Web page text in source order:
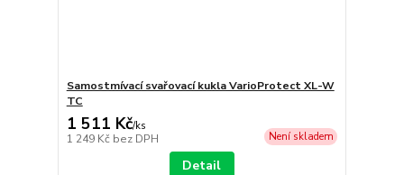
Samostmívací svařovací kukla VarioProtect XL-W
TC
1 511 Kč/ks
1 249 Kč bez DPH Není skladem
Detail